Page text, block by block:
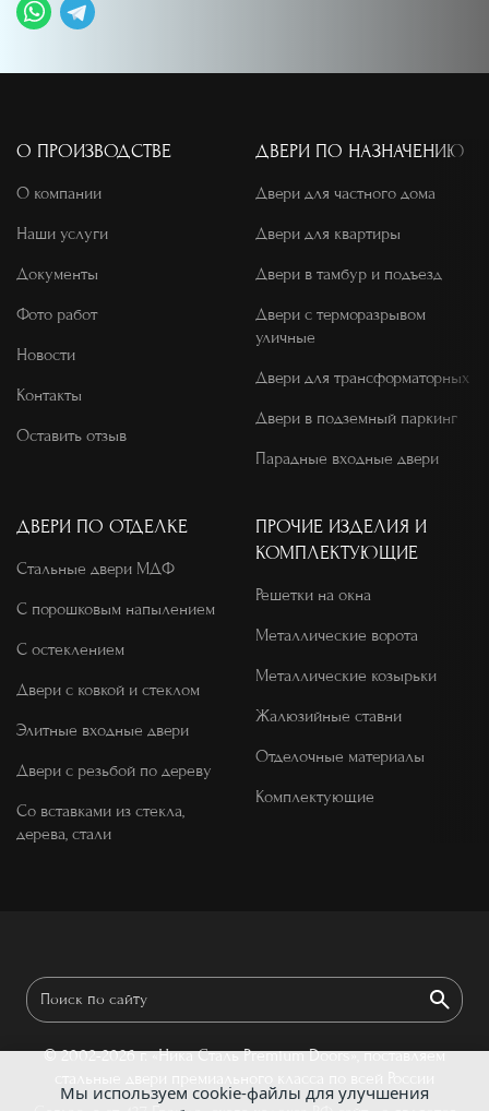
О ПРОИЗВОДСТВЕ
О компании
Наши услуги
Документы
Фото работ
Новости
Контакты
Оставить отзыв
ДВЕРИ ПО НАЗНАЧЕНИЮ
Двери для частного дома
Двери для квартиры
Двери в тамбур и подъезд
Двери с терморазрывом
уличные
Двери для трансформаторных
Двери в подземный паркинг
Парадные входные двери
ДВЕРИ ПО ОТДЕЛКЕ
Стальные двери МДФ
С порошковым напылением
С остеклением
Двери с ковкой и стеклом
Элитные входные двери
Двери с резьбой по дереву
Со вставками из стекла,
дерева, стали
ПРОЧИЕ ИЗДЕЛИЯ И
КОМПЛЕКТУЮЩИЕ
Решетки на окна
Металлические ворота
Металлические козырьки
Жалюзийные ставни
Отделочные материалы
Комплектующие
© 2002-2026 г.«Ника Сталь Premium Doors», поставляем
Мы используем cookie-файлы для улучшения